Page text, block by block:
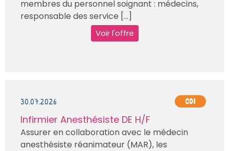
membres du personnel soignant : médecins,
responsable des service [...]
Voir l'offre
30.07.2026 CDI
Infirmier Anesthésiste DE H/F
Assurer en collaboration avec le médecin
anesthésiste réanimateur (MAR), les